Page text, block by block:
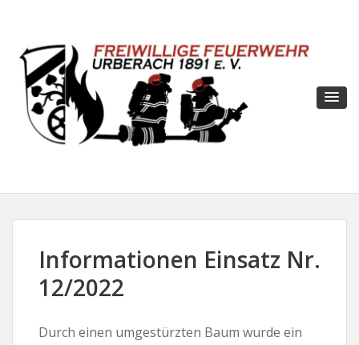
Informationen Einsatz Nr.
12/2022
Durch einen umgestürzten Baum wurde ein